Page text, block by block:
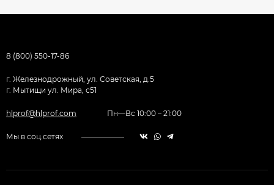
8 (800) 550-17-86
г. Железнодрожный, ул. Советская, д.5
г. Мытищи ул. Мира, с51
hlprof@hlprof.com Пн—Вс 10:00 – 21:00
Мы в соц.сетях